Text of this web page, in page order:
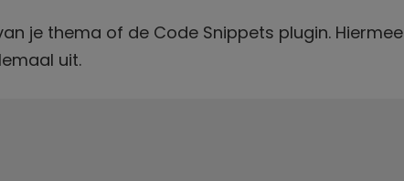
je thema of de Code Snippets plugin. Hiermee
uit.